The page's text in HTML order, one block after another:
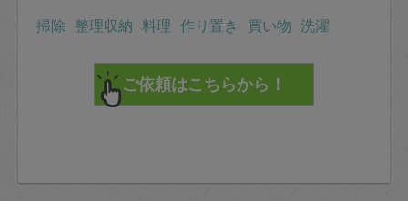
掃除 整理収納 料理 作り置き 買い物 洗濯